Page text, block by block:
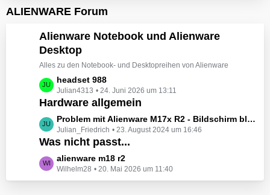
ä
e
e
t
r
ä
g
e
z
e
B
e
i
t
r
ä
g
e
ALIENWARE Forum
Alienware Notebook und Alienware
Desktop
Alles zu den Notebook- und Desktopreihen von Alienware
L
e
t
z
t
e
e
headset 988
Julian4313 24. Juni 2026 um 13:11
Hardware allgemein
L
e
t
z
t
e
Problem mit Alienware M17x R2 - Bildschirm bleibt schwarz beim Start
Julian_Friedrich 23. August 2024 um 16:46
Was nicht passt...
L
e
t
alienware m18 r2
Wilhelm28 20. Mai 2026 um 11:40